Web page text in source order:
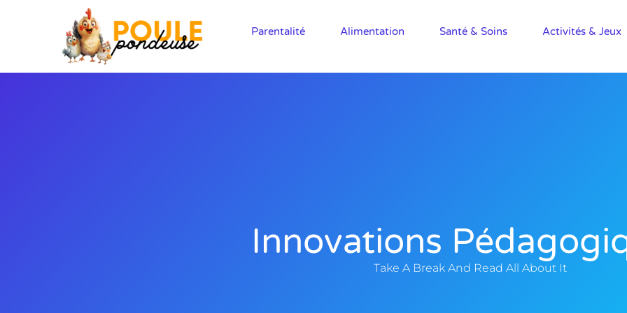
Parentalité Alimentation Santé & Soins Activités & Jeux
Innovations
Take A Break And Read All About It